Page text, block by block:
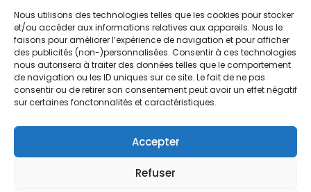
Nous utilisons des technologies telles que les cookies pour stocker
et/ou accéder aux informations relatives aux appareils. Nous le
faisons pour améliorer l’expérience de navigation et pour afficher
des publicités (non-)personnalisées. Consentir à ces technologies
nous autorisera à traiter des données telles que le comportement
de navigation ou les ID uniques sur ce site. Le fait de ne pas
consentir ou de retirer son consentement peut avoir un effet négatif
sur certaines fonctonnalités et caractéristiques.
Accepter
Refuser
FAQ
Qui sommes nous
Contactez-nous
Mentions légales
Code réduction
Bons plans
Soldes
French Days
© 2026 Tous droits réservés.